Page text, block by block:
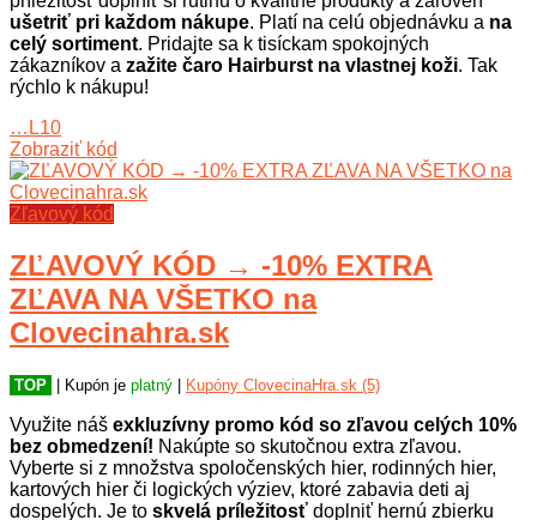
ušetriť pri každom nákupe. Platí na celú objednávku a na
celý sortiment. Pridajte sa k tisíckam spokojných
zákazníkov a zažite čaro Hairburst na vlastnej koži. Tak
rýchlo k nákupu!
…L10
Zobraziť kód
Zľavový kód
ZĽAVOVÝ KÓD → -10% EXTRA
ZĽAVA NA VŠETKO na
Clovecinahra.sk
TOP | Kupón je platný | Kupóny ClovecinaHra.sk (5)
Využite náš exkluzívny promo kód so zľavou celých 10%
bez obmedzení! Nakúpte so skutočnou extra zľavou.
Vyberte si z množstva spoločenských hier, rodinných hier,
kartových hier či logických výziev, ktoré zabavia deti aj
dospelých. Je to skvelá príležitosť doplniť hernú zbierku